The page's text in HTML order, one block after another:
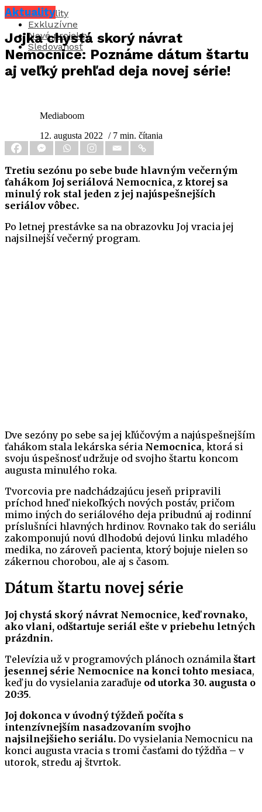
Aktuality
Exkluzívne
Nové projekty
Sledovanosť
Aktuality
Jojka chystá skorý návrat
Nemocnice: Poznáme dátum štartu
aj veľký prehľad deja novej série!
Mediaboom
12. augusta 2022 / 7 min. čítania
Tretiu sezónu po sebe bude hlavným večerným
ťahákom Joj seriálová Nemocnica, z ktorej sa
minulý rok stal jeden z jej najúspešnejších
seriálov vôbec.
Po letnej prestávke sa na obrazovku Joj vracia jej
najsilnejší večerný program.
Dve sezóny po sebe sa jej kľúčovým a najúspešnejším
ťahákom stala lekárska séria Nemocnica, ktorá si
svoju úspešnosť udržuje od svojho štartu koncom
augusta minulého roka.
Tvorcovia pre nadchádzajúcu jeseň pripravili
príchod hneď niekoľkých nových postáv, pričom
mimo iných do seriálového deja pribudnú aj rodinní
príslušníci hlavných hrdinov. Rovnako tak do seriálu
zakomponujú novú dlhodobú dejovú linku mladého
medika, no zároveň pacienta, ktorý bojuje nielen so
zákernou chorobou, ale aj s časom.
Dátum štartu novej série
Joj chystá skorý návrat Nemocnice, keď rovnako,
ako vlani, odštartuje seriál ešte v priebehu letných
prázdnin.
Televízia už v programových plánoch oznámila štart
jesennej série Nemocnice na konci tohto mesiaca,
keď ju do vysielania zaraďuje od utorka 30. augusta o
20:35.
Joj dokonca v úvodný týždeň počíta s
intenzívnejším nasadzovaním svojho
najsilnejšieho seriálu. Do vysielania Nemocnicu na
konci augusta vracia s tromi časťami do týždňa – v
utorok, stredu aj štvrtok.